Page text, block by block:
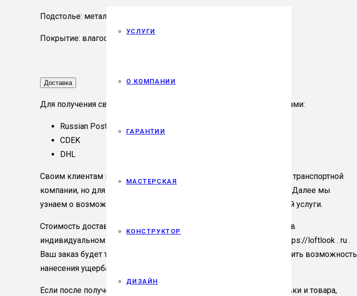
УСЛУГИ
О КОМПАНИИ
ГАРАНТИИ
МАСТЕРСКАЯ
КОНСТРУКТОР
ДИЗАЙН
Подстолье: металл
Покрытие: влагостойкое масло “Osmo” с твердым воском
Доставка
Для получения своего товара вы можете воспользоваться службами:
Russian Post (EMS)
CDEK
DHL
Своим клиентам мы предоставляем возможность выбора другой транспортной
компании, но для этого важно указать ее в комментарии к заказу. Далее мы
узнаем о возможности отправки и сообщим вам стоимость данной услуги.
Стоимость доставки товара рассчитывается для каждого клиента в
индивидуальном порядке после полной оплаты заказа на сайте https://loftlook . ru .
Ваш заказ будет тщательно упакован, чтобы максимально исключить возможность
нанесения ущерба во время транспортировки.
Если после получения заказа вы обнаружите повреждение упаковки и товара,